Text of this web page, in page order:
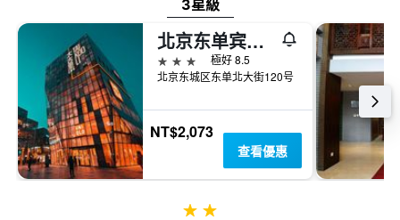
3星級
北京东单宾馆（王府井协和医院店）
3星級
極好 8.5
北京东城区东单北大街120号
NT$2,073
查看優惠
2星級